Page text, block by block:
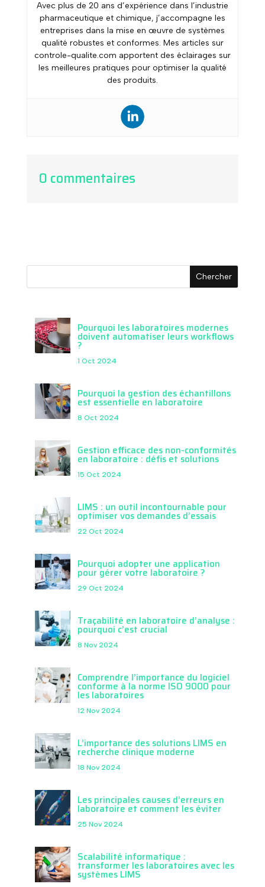
Avec plus de 20 ans d’expérience dans l’industrie
pharmaceutique et chimique, j’accompagne les
entreprises dans la mise en œuvre de systèmes
qualité robustes et conformes. Mes articles sur
controle-qualite.com apportent des éclairages sur
les meilleures pratiques pour optimiser la qualité
des produits.
0 commentaires
Pourquoi les laboratoires modernes
doivent automatiser leurs workflows
?
1 Oct 2024
Pourquoi la gestion des échantillons
est essentielle en laboratoire
8 Oct 2024
Gestion efficace des non-conformités
en laboratoire : défis et solutions
15 Oct 2024
LIMS : un outil incontournable pour
optimiser vos demandes d’essais
22 Oct 2024
Pourquoi adopter une application
pour gérer votre laboratoire ?
29 Oct 2024
Traçabilité en laboratoire d’analyse :
pourquoi c’est crucial
8 Nov 2024
Comprendre l’importance du logiciel
conforme à la norme ISO 9000 pour
les laboratoires
12 Nov 2024
L’importance des solutions LIMS en
recherche clinique moderne
18 Nov 2024
Les principales causes d’erreurs en
laboratoire et comment les éviter
25 Nov 2024
Scalabilité informatique :
transformer les laboratoires avec les
systèmes LIMS